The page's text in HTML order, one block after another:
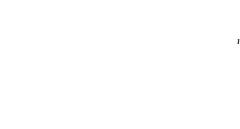
1